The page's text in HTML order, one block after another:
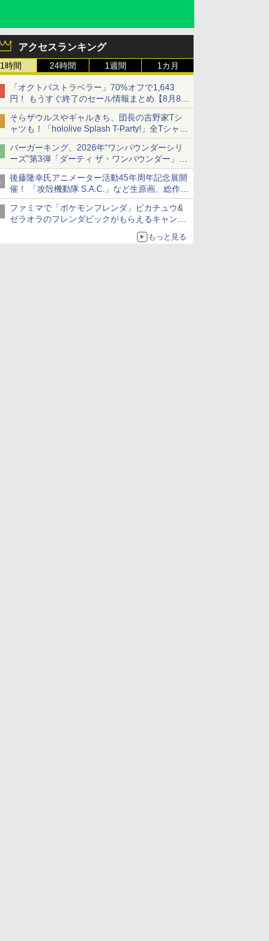
アクセスランキング
1時間 24時間 1週間 1カ月
「オクトパストラベラー」70%オフで1,643
円！ もうすぐ終了のセール情報まとめ【8月8日
更新】
ニンテンドーeショップでは「大神 絶景版」が
67%オフで990円
そらザウルスやギャルきち、団長の吉野家Tシ
ャツも！「hololive Splash T-Party!」全Tシャツ
ラインナップ公開＆オンライン販売開始
バーガーキング、2026年“ワンパウンダーシリ
ーズ”第3弾「ダーティ ザ・ワンパウンダー」を
8月7日発売
「特製ガーリックマヨソース」を使用した超大
型チーズバーガー
後藤隆幸氏アニメーター活動45年周年記念展開
催！ 「攻殻機動隊 S.A.C.」など生原画、総作画
監督修正が展示
ファミマで「ポケモンフレンダ」ピカチュウ&
ゼラオラのフレンダピックがもらえるキャンペ
もっと見る